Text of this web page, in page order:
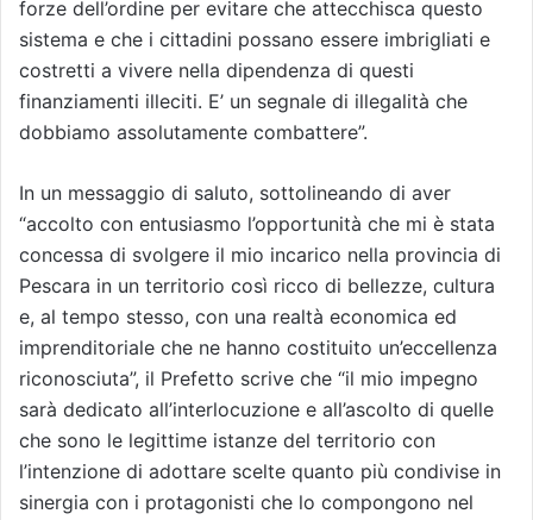
forze dell’ordine per evitare che attecchisca questo
sistema e che i cittadini possano essere imbrigliati e
costretti a vivere nella dipendenza di questi
finanziamenti illeciti. E’ un segnale di illegalità che
dobbiamo assolutamente combattere”.
In un messaggio di saluto, sottolineando di aver
“accolto con entusiasmo l’opportunità che mi è stata
concessa di svolgere il mio incarico nella provincia di
Pescara in un territorio così ricco di bellezze, cultura
e, al tempo stesso, con una realtà economica ed
imprenditoriale che ne hanno costituito un’eccellenza
riconosciuta”, il Prefetto scrive che “il mio impegno
sarà dedicato all’interlocuzione e all’ascolto di quelle
che sono le legittime istanze del territorio con
l’intenzione di adottare scelte quanto più condivise in
sinergia con i protagonisti che lo compongono nel